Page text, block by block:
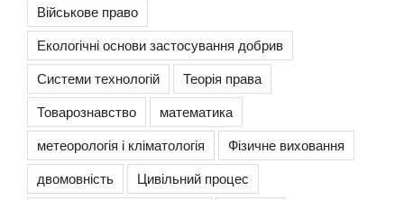
Військове право
Екологічні основи застосування добрив
Системи технологій
Теорія права
Товарознавство
математика
метеорологія і кліматологія
Фізичне виховання
двомовність
Цивільний процес